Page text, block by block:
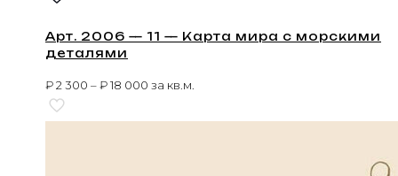
Арт. 2006 — 11 — Карта мира с морскими
деталями
₽2 300 –₽18 000 за кв.м.